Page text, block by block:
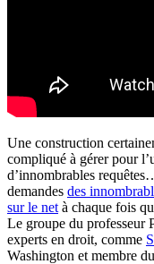
Une construction
compliqué à gérer pour
d’innombrables
demandes des
sur le net à chaque fois
Le groupe du professeur
experts en droit, comme
Washington et membre